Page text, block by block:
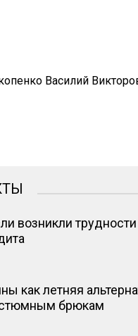
Василий
возникли
как летняя
брюкам